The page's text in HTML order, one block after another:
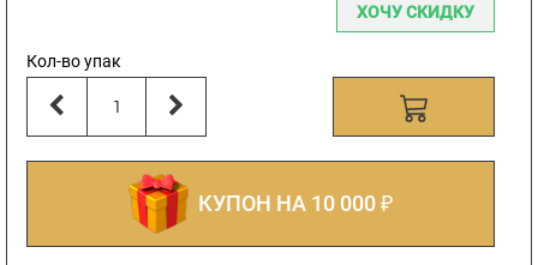
ХОЧУ СКИДКУ
Кол-во упак
КУПОН НА 10 000 ₽